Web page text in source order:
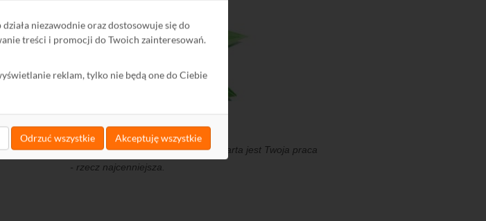
działa niezawodnie oraz dostosowuje się do
treści i promocji do Twoich zainteresowań.
reklam, tylko nie będą one do Ciebie
Odrzuć wszystkie Akceptuję wszystkie
bliskiej osobie takie drzewko, w którym zawarta jest Twoja praca
- rzecz najcenniejsza.